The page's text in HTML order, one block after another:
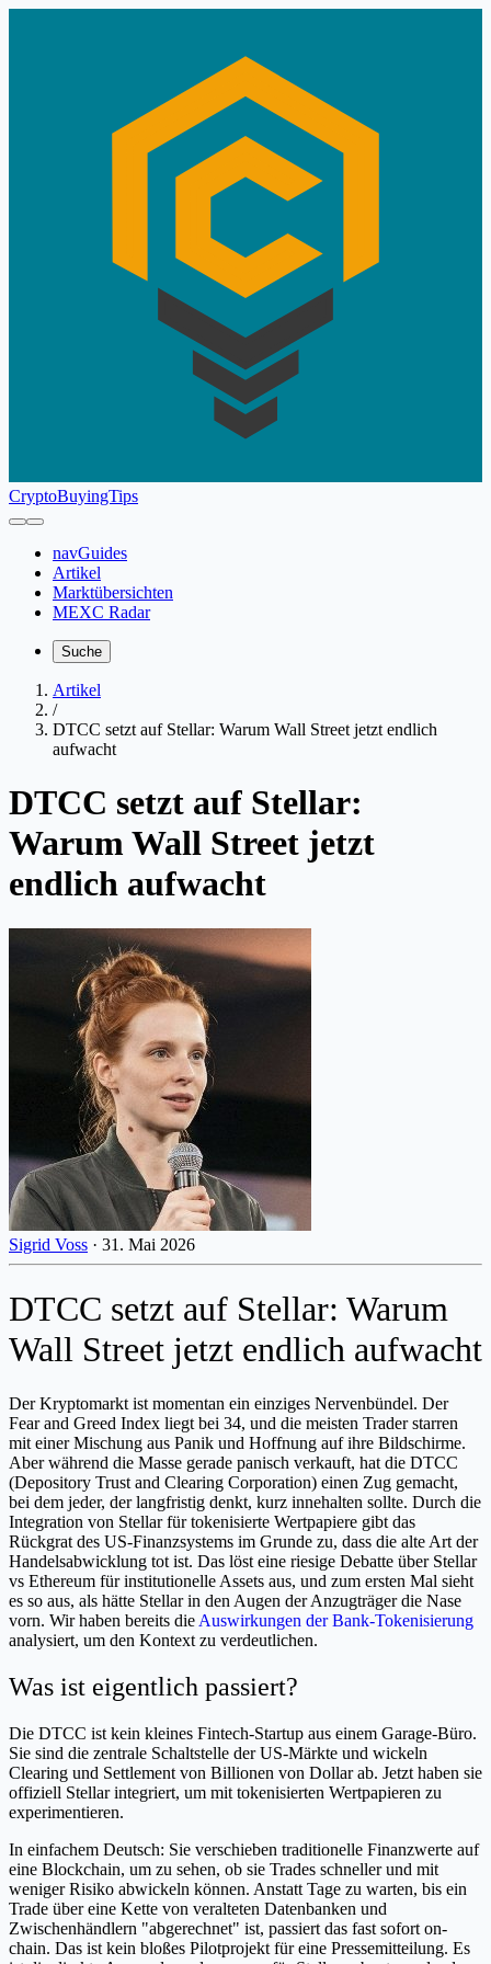
CryptoBuyingTips
navGuides
Artikel
Marktübersichten
MEXC Radar
Suche
Artikel
/
DTCC setzt auf Stellar: Warum Wall Street jetzt endlich
aufwacht
DTCC setzt auf Stellar:
Warum Wall Street jetzt
endlich aufwacht
Sigrid Voss · 31. Mai 2026
DTCC setzt auf Stellar: Warum
Wall Street jetzt endlich aufwacht
Der Kryptomarkt ist momentan ein einziges Nervenbündel. Der
Fear and Greed Index liegt bei 34, und die meisten Trader starren
mit einer Mischung aus Panik und Hoffnung auf ihre Bildschirme.
Aber während die Masse gerade panisch verkauft, hat die DTCC
(Depository Trust and Clearing Corporation) einen Zug gemacht,
bei dem jeder, der langfristig denkt, kurz innehalten sollte. Durch die
Integration von Stellar für tokenisierte Wertpapiere gibt das
Rückgrat des US-Finanzsystems im Grunde zu, dass die alte Art der
Handelsabwicklung tot ist. Das löst eine riesige Debatte über Stellar
vs Ethereum für institutionelle Assets aus, und zum ersten Mal sieht
es so aus, als hätte Stellar in den Augen der Anzugträger die Nase
vorn. Wir haben bereits die Auswirkungen der Bank-Tokenisierung
analysiert, um den Kontext zu verdeutlichen.
Was ist eigentlich passiert?
Die DTCC ist kein kleines Fintech-Startup aus einem Garage-Büro.
Sie sind die zentrale Schaltstelle der US-Märkte und wickeln
Clearing und Settlement von Billionen von Dollar ab. Jetzt haben sie
offiziell Stellar integriert, um mit tokenisierten Wertpapieren zu
experimentieren.
In einfachem Deutsch: Sie verschieben traditionelle Finanzwerte auf
eine Blockchain, um zu sehen, ob sie Trades schneller und mit
weniger Risiko abwickeln können. Anstatt Tage zu warten, bis ein
Trade über eine Kette von veralteten Datenbanken und
Zwischenhändlern "abgerechnet" ist, passiert das fast sofort on-
chain. Das ist kein bloßes Pilotprojekt für eine Pressemitteilung. Es